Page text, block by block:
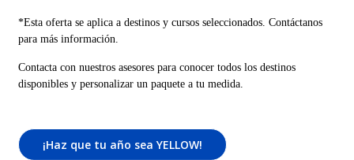
*Esta oferta se aplica a destinos y cursos seleccionados. Contáctanos
para más información.
Contacta con nuestros asesores para conocer todos los destinos
disponibles y personalizar un paquete a tu medida.
¡Haz que tu año sea YELLOW!